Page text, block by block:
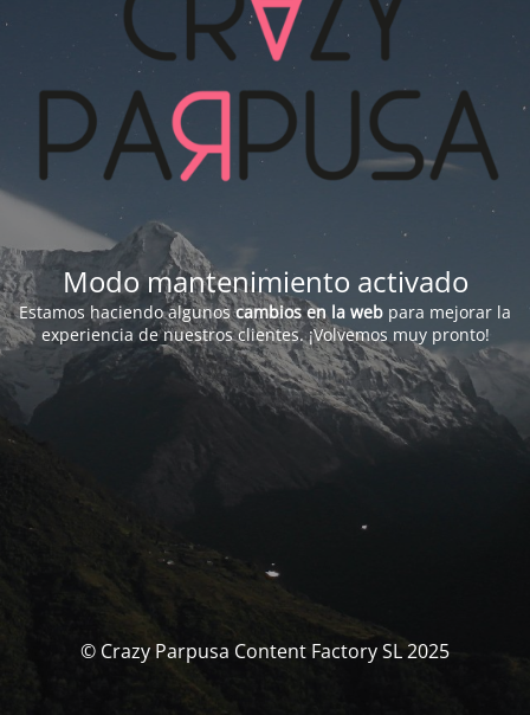
Modo mantenimiento activado
Estamos haciendo algunoscambios en la web para mejorar la
experiencia de nuestros clientes. ¡Volvemos muy pronto!
© Crazy Parpusa Content Factory SL 2025